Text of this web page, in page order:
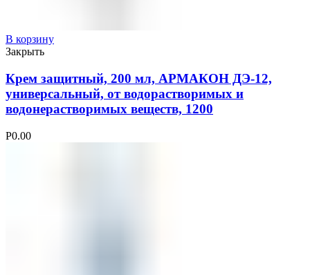
В корзину
Закрыть
Крем защитный, 200 мл, АРМАКОН ДЭ-12,
универсальный, от водорастворимых и
водонерастворимых веществ, 1200
Р0.00